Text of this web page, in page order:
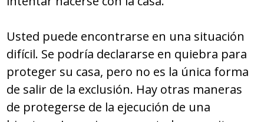
Usted puede encontrarse en una situación
difícil. Se podría declararse en quiebra para
proteger su casa, pero no es la única forma
de salir de la exclusión. Hay otras maneras
de protegerse de la ejecución de una